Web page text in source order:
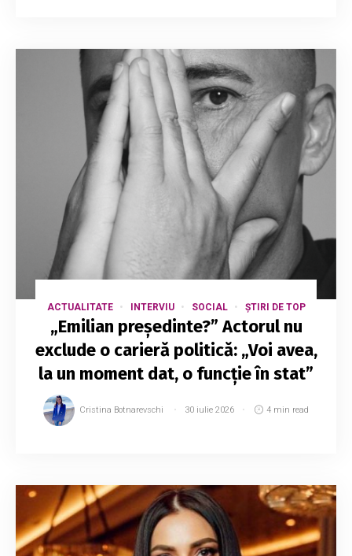
ACTUALITATE INTERVIU SOCIAL ȘTIRI DE TOP
„Emilian președinte?” Actorul nu
exclude o carieră politică: „Voi avea,
la un moment dat, o funcție în stat”
Cristina Botnarevschi 30 iulie 2026 4 min read